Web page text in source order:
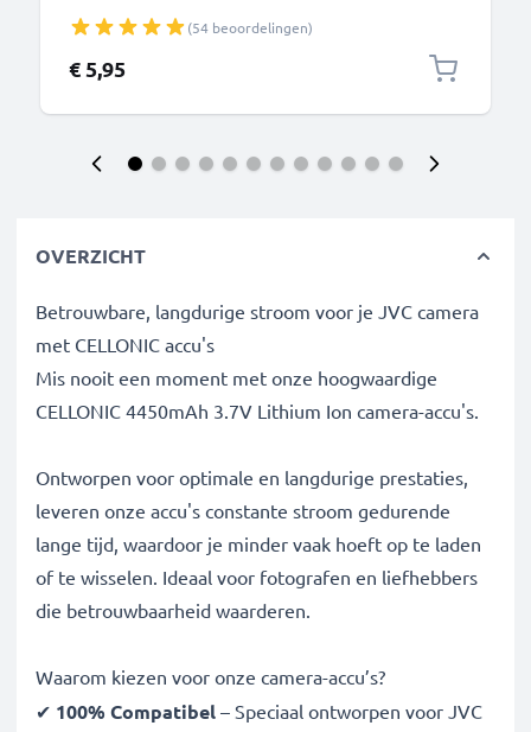
(54 beoordelingen)
€ 5,95
OVERZICHT
Betrouwbare, langdurige stroom voor je JVC camera
met CELLONIC accu's
Mis nooit een moment met onze hoogwaardige
CELLONIC 4450mAh 3.7V Lithium Ion camera-accu's.
Ontworpen voor optimale en langdurige prestaties,
leveren onze accu's constante stroom gedurende
lange tijd, waardoor je minder vaak hoeft op te laden
of te wisselen. Ideaal voor fotografen en liefhebbers
die betrouwbaarheid waarderen.
Waarom kiezen voor onze camera-accu’s?
✔ 100% Compatibel – Speciaal ontworpen voor JVC